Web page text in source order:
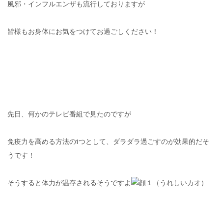
風邪・インフルエンザも流行しておりますが
皆様もお身体にお気をつけてお過ごしください！
先日、何かのテレビ番組で見たのですが
免疫力を高める方法の1つとして、ダラダラ過ごすのが効果的だそ
うです！
そうすると体力が温存されるそうですよ